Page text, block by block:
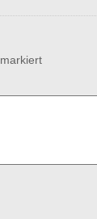
markiert